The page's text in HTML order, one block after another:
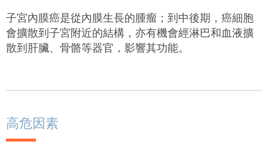
子宮內膜癌是從內膜生長的腫瘤；到中後期，癌細胞
會擴散到子宮附近的結構，亦有機會經淋巴和血液擴
散到肝臟、骨骼等器官，影響其功能。
高危因素